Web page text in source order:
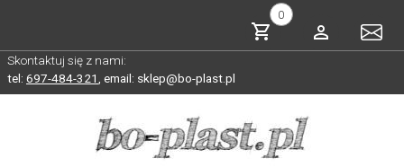
0
Skontaktuj się z nami:
tel: 697-484-321 email: sklep@bo-plast.pl